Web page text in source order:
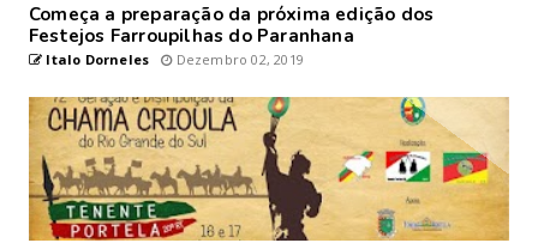
Começa a preparação da próxima edição dos
Festejos Farroupilhas do Paranhana
Italo Dorneles Dezembro 02, 2019